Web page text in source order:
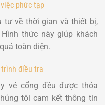
phức tạp
tư về thời gian và thiết bị,
thức này giúp khách
toàn diện.
trình điều tra
vé cổng đều được thỏa
tôi cam kết thông tin